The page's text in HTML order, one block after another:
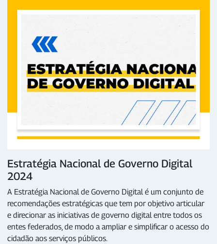
Estratégia Nacional de Governo Digital
2024
A Estratégia Nacional de Governo Digital é um conjunto de
recomendações estratégicas que tem por objetivo articular
e direcionar as iniciativas de governo digital entre todos os
entes federados, de modo a ampliar e simplificar o acesso do
cidadão aos serviços públicos.